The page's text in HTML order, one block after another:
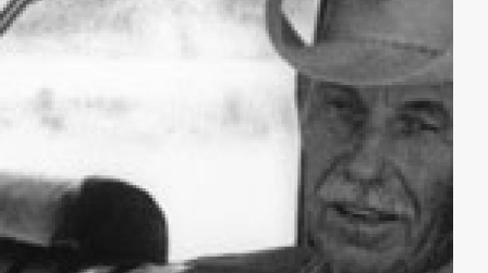
Front kämpft, versucht Camilla ihre Familie und die
Firma durch den Krieg zu führen. In dieser schweren
Zeit trifft sie Steve, ihre Jugendliebe, wieder und
beginnt mit ihm eine Affäre.